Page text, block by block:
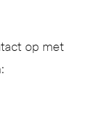
op met